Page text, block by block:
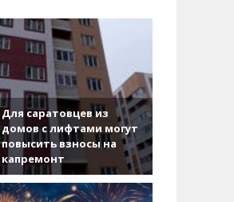
Для саратовцев из
домов с лифтами могут
повысить взносы на
капремонт